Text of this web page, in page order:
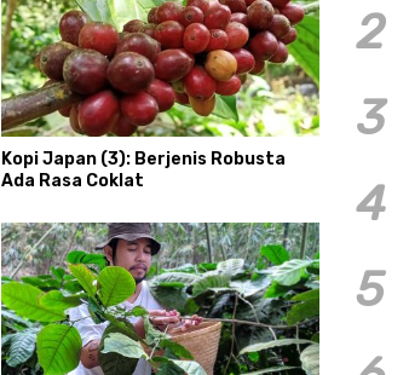
Kopi Japan (3): Berjenis Robusta
Ada Rasa Coklat
2
3
4
5